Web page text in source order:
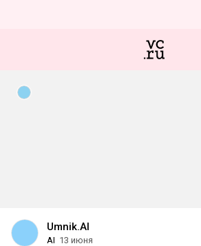
Umnik.AI
AI 13 июня